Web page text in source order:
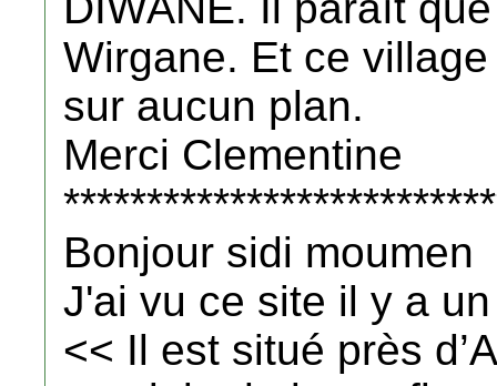
Wirgane. Et ce
sur aucun plan.
Merci Clementine
Bonjour sidi moumen
J'ai vu ce site il y a
<< Il est situé près